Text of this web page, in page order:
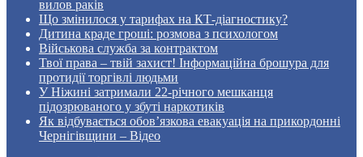
вилов раків
Що змінилося у тарифах на КТ-діагностику?
Дитина краде гроші: розмова з психологом
Військова служба за контрактом
Твої права – твій захист! Інформаційна брошура для
протидії торгівлі людьми
У Ніжині затримали 22-річного мешканця
підозрюваного у збуті наркотиків
Як відбувається обов’язкова евакуація на прикордонні
Чернігівщини – Відео